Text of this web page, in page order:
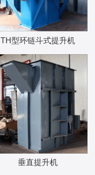
TH型环链斗式提升机
垂直提升机